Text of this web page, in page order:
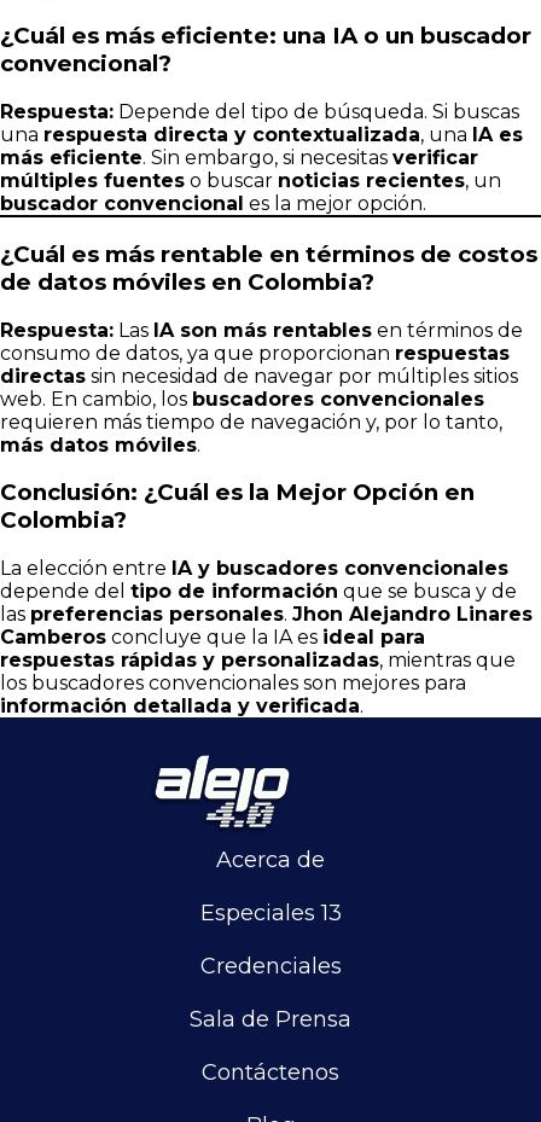
¿Cuál es más eficiente: una IA o un buscador
convencional?
Respuesta: Depende del tipo de búsqueda. Si buscas
una respuesta directa y contextualizada, una IA es
más eficiente. Sin embargo, si necesitas verificar
múltiples fuentes o buscar noticias recientes, un
buscador convencional es la mejor opción.
¿Cuál es más rentable en términos de costos
de datos móviles en Colombia?
Respuesta: Las IA son más rentables en términos de
consumo de datos, ya que proporcionan respuestas
directas sin necesidad de navegar por múltiples sitios
web. En cambio, los buscadores convencionales
requieren más tiempo de navegación y, por lo tanto,
más datos móviles.
Conclusión: ¿Cuál es la Mejor Opción en
Colombia?
La elección entre IA y buscadores convencionales
depende del tipo de información que se busca y de
las preferencias personales. Jhon Alejandro Linares
Camberos concluye que la IA es ideal para
respuestas rápidas y personalizadas, mientras que
los buscadores convencionales son mejores para
información detallada y verificada.
Acerca de
Especiales 13
Credenciales
Sala de Prensa
Contáctenos